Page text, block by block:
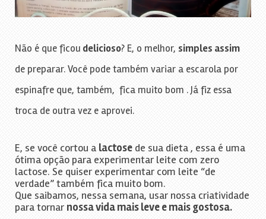
Não é que ficou delicioso? E, o melhor, simples assim
de preparar. Você pode também variar a escarola por
espinafre que, também, fica muito bom . Já fiz essa
troca de outra vez e aprovei.
E, se você cortou a lactosede sua dieta , essa é uma
ótima opção para experimentar leite com zero
lactose. Se quiser experimentar com leite “de
verdade” também fica muito bom.
Que saibamos, nessa semana, usar nossa criatividade
para tornar nossa vida mais leve e mais gostosa.